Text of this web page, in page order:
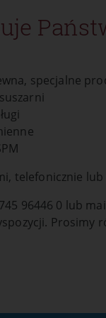
specjalne
telefonicznie lub
96446 0 lub
Prosimy
pliki cookie i
roku.